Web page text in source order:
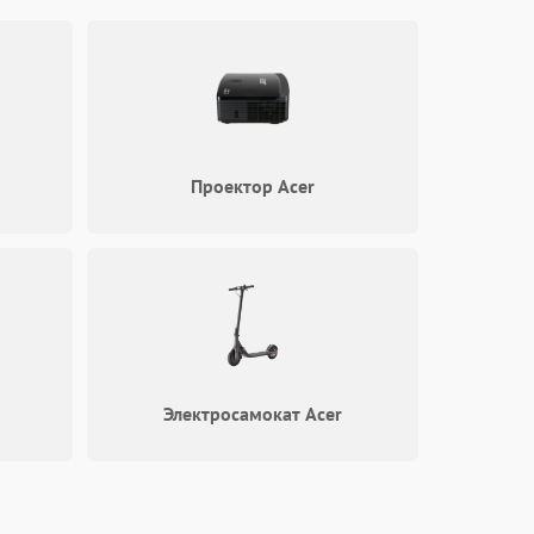
Подробнее →
Подробнее →
Подробнее →
Подробнее →
Проектор Acer
Электросамокат Acer